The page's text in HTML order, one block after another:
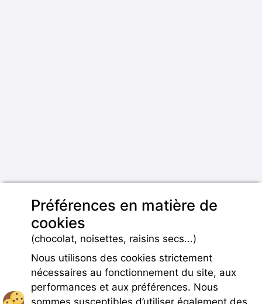
Préférences en matière de
cookies
(chocolat, noisettes, raisins secs...)
Nous utilisons des cookies strictement
nécessaires au fonctionnement du site, aux
performances et aux préférences. Nous
sommes susceptibles d’utiliser également des